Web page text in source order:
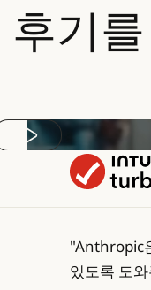
후기를
Play video
"Anthropic
있도록 도